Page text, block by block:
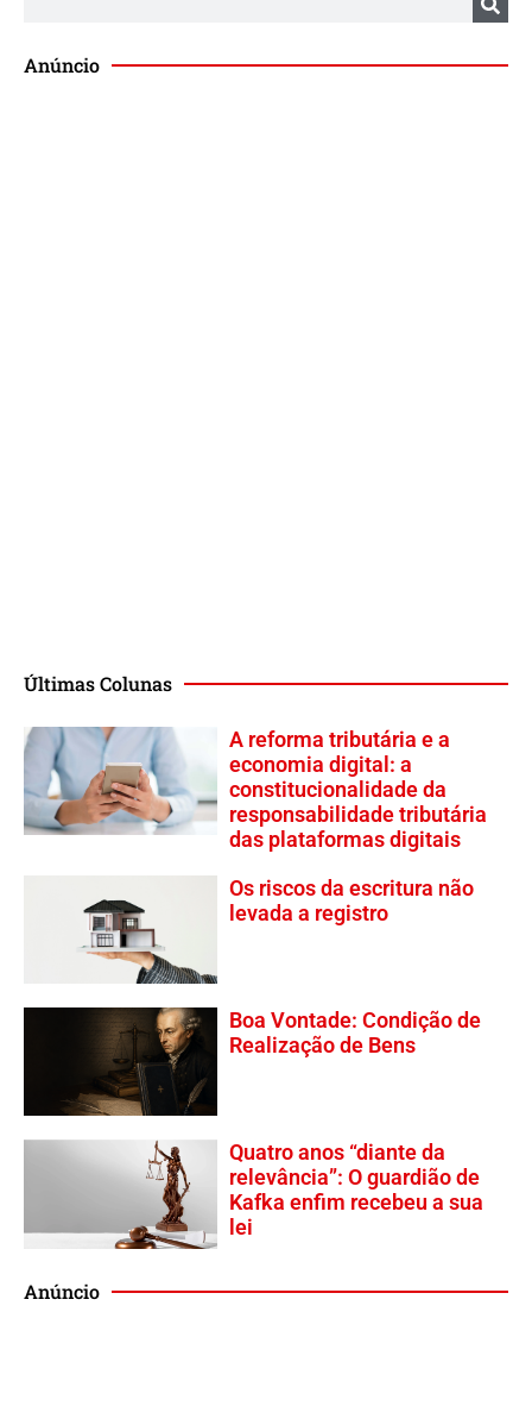
Anúncio
Últimas Colunas
A reforma tributária e a
economia digital: a
constitucionalidade da
responsabilidade tributária
das plataformas digitais
Os riscos da escritura não
levada a registro
Boa Vontade: Condição de
Realização de Bens
Quatro anos “diante da
relevância”: O guardião de
Kafka enfim recebeu a sua
lei
Anúncio